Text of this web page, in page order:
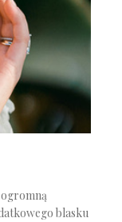
blasku